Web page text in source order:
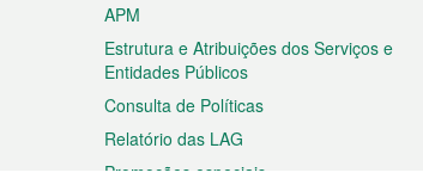
APM
Estrutura e Atribuições dos Serviços e
Entidades Públicos
Consulta de Políticas
Relatório das LAG
Promoções especiais